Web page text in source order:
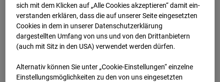
BC-170 BV-Ausbau
Bonatzbau -Cam4
Arnulf Klett Platz, 70173 Stuttgart
sich mit dem Klicken auf „Alle Cookies akzeptieren“ damit ein­
ver­standen erklären, dass die auf unserer Seite eingesetzten
Cookies in dem in unserer Datenschutzerklärung
dargestellten Umfang von uns und von den Drittanbietern
(auch mit Sitz in den USA) verwendet werden dürfen.
Alternativ können Sie unter „Cookie-Einstellungen“ einzelne
Einstellungsmöglichkeiten zu den von uns eingesetzten